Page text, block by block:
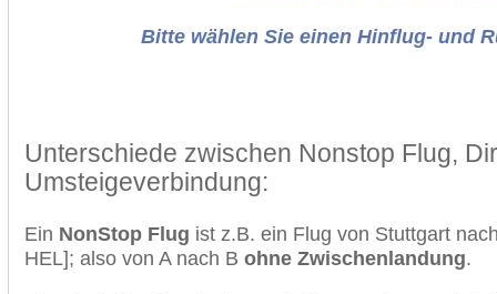
Bitte wählen Sie einen Hinflug- und
Unterschiede zwischen Nonstop Flug,
Umsteigeverbindung:
Ein NonStop Flug ist z.B. ein Flug von Stuttgart
HEL]; also von A nach B ohne Zwischenlandung.